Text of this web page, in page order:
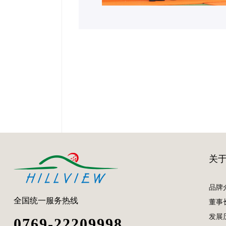
全国统一服务热线
关
品牌
董事
发展